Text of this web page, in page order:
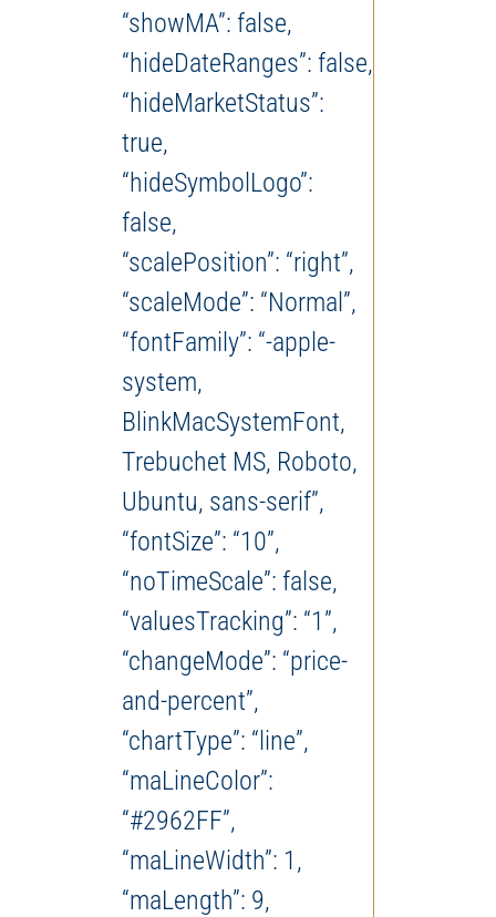
“showMA”: false,
“hideDateRanges”: false,
“hideMarketStatus”:
true,
“hideSymbolLogo”:
false,
“scalePosition”: “right”,
“scaleMode”: “Normal”,
“fontFamily”: “-apple-
system,
BlinkMacSystemFont,
Trebuchet MS, Roboto,
Ubuntu, sans-serif”,
“fontSize”: “10”,
“noTimeScale”: false,
“valuesTracking”: “1”,
“changeMode”: “price-
and-percent”,
“chartType”: “line”,
“maLineColor”:
“#2962FF”,
“maLineWidth”: 1,
“maLength”: 9,